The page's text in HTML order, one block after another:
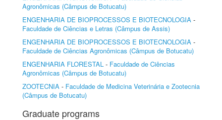
Agronômicas (Câmpus de Botucatu)
ENGENHARIA DE BIOPROCESSOS E BIOTECNOLOGIA -
Faculdade de Ciências e Letras (Câmpus de Assis)
ENGENHARIA DE BIOPROCESSOS E BIOTECNOLOGIA -
Faculdade de Ciências Agronômicas (Câmpus de Botucatu)
ENGENHARIA FLORESTAL - Faculdade de Ciências
Agronômicas (Câmpus de Botucatu)
ZOOTECNIA - Faculdade de Medicina Veterinária e Zootecnia
(Câmpus de Botucatu)
Graduate programs